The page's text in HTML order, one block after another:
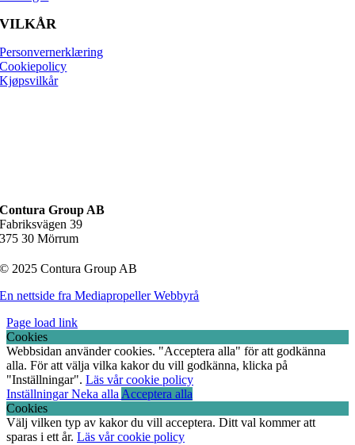
VILKÅR
Personvernerklæring
Cookiepolicy
Kjøpsvilkår
Contura Group AB
Fabriksvägen 39
375 30 Mörrum
© 2025 Contura Group AB
En nettside fra Mediapropeller Webbyrå
Page load link
Cookies
Webbsidan använder cookies. "Acceptera alla" för att godkänna
alla. För att välja vilka kakor du vill godkänna, klicka på
"Inställningar". Läs vår cookie policy
InställningarNeka alla Acceptera alla
Cookies
Välj vilken typ av kakor du vill acceptera. Ditt val kommer att
sparas i ett år. Läs vår cookie policy